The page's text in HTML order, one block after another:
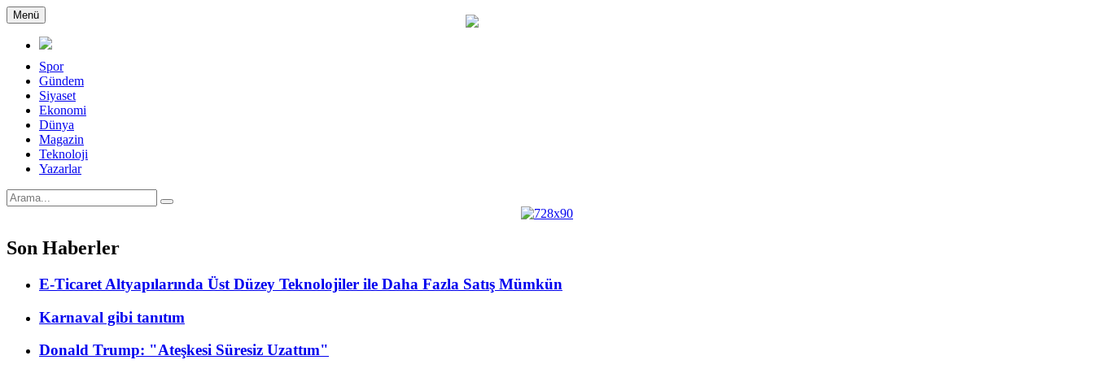
Menü
Spor
Gündem
Siyaset
Ekonomi
Dünya
Magazin
Teknoloji
Yazarlar
Son Haberler
E-Ticaret Altyapılarında Üst Düzey Teknolojiler ile Daha Fazla Satış Mümkün
Karnaval gibi tanıtım
Donald Trump: "Ateşkesi Süresiz Uzattım"